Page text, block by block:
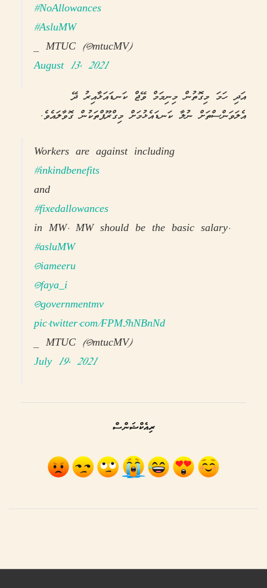
#NoAllowances
#AsluMW
— MTUC (@mtucMV)
August 13, 2021
އަދި ހަމަ މިގޮތުން މިނިމަމް ވޭޖް ކަނޑައަޅާއިރު ދޭ
އެލަވަންސްތަށް ނުލާ ކަނޑައެޅުމަށް މިގްރޫޕްތަކުން ގޮވާލައެވެ.
Workers are against including
#inkindbenefits
and
#fixedallowances
in MW. MW should be the basic salary.
#asluMW
@iameeru
@faya_i
@governmentmv
pic.twitter.com/FPM5hNBnNd
— MTUC (@mtucMV)
July 19, 2021
ރިއެކްޝަންސް